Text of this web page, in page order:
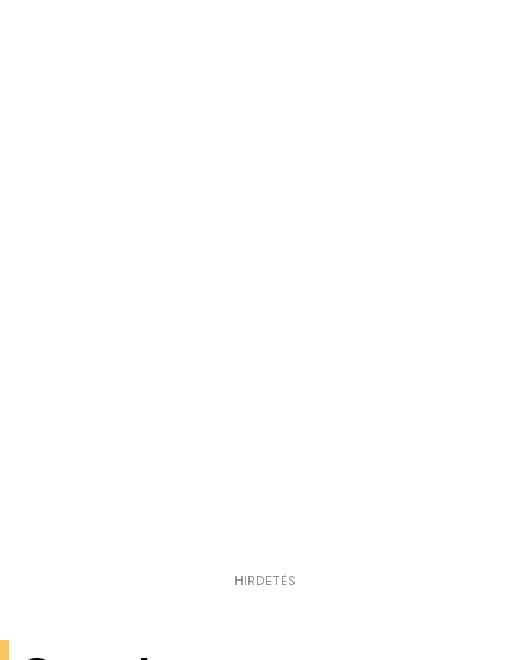
HIRDETÉS